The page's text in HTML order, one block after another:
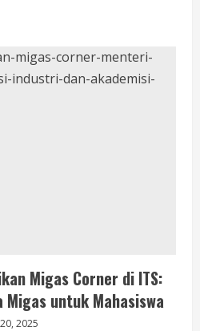
Migas Corner di ITS:
untuk Mahasiswa
2025